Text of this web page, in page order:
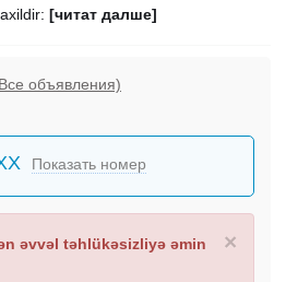
[читат далше]
объявления)
Показать номер
×
əvvəl təhlükəsizliyə əmin